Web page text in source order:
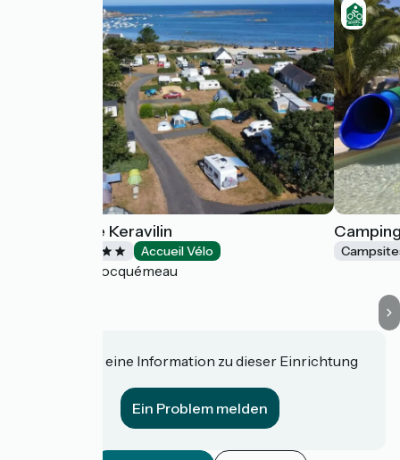
Camping de Keravilin
Accueil Vélo
Trédrez-Locquémeau
Haben Sie eine Information zu dieser Einrichtung
Ein Problem melden